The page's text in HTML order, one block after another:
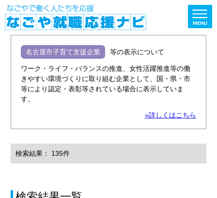
名古屋市子育て支援企業 等の表示について
ワーク・ライフ・バランスの推進、女性活躍推進等の働
きやすい環境づくりに取り組む企業として、国・県・市
等により認定・表彰等されている場合に表示していま
す。
»詳しくはこちら
検索結果： 135件